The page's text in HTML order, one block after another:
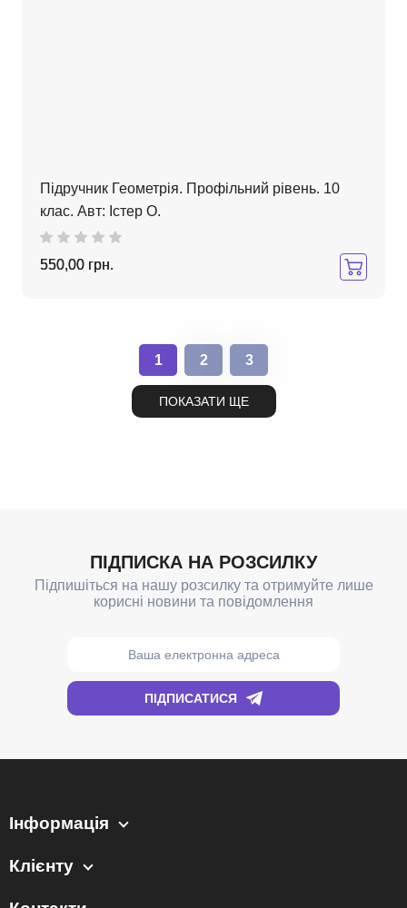
Підручник Геометрія. Профільний рівень. 10
клас. Авт: Істер О.
550,00 грн.
1 2 3
Інформація
Клієнту